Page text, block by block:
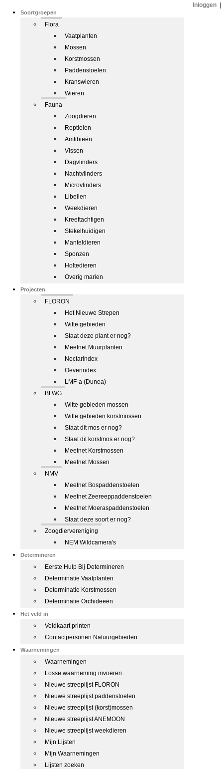
Soortgroepen
Flora
Vaatplanten
Mossen
Korstmossen
Paddenstoelen
Kranswieren
Wieren
Fauna
Zoogdieren
Reptielen
Amfibieën
Vissen
Dagvlinders
Nachtvlinders
Microvlinders
Libellen
Weekdieren
Kreeftachtigen
Stekelhuidigen
Manteldieren
Sponzen
Holtedieren
Overig marien
Projecten
FLORON
Het Nieuwe Strepen
Witte gebieden
Staat deze plant er nog?
Meetnet Muurplanten
Nectarindex
Oeverindex
LMF-a (Dunea)
BLWG
Witte gebieden mossen
Witte gebieden korstmossen
Staat dit mos er nog?
Staat dit korstmos er nog?
Meetnet Korstmossen
Meetnet Mossen
NMV
Meetnet Bospaddenstoelen
Meetnet Zeereeppaddenstoelen
Meetnet Moeraspaddenstoelen
Staat deze soort er nog?
Zoogdiervereniging
NEM Wildcamera's
Determineren
Eerste Hulp Bij Determineren
Determinatie Vaatplanten
Determinatie Korstmossen
Determinatie Orchideeën
Het veld in
Veldkaart printen
Contactpersonen Natuurgebieden
Waarnemingen
Waarnemingen
Losse waarneming invoeren
Nieuwe streeplijst FLORON
Nieuwe streeplijst paddenstoelen
Nieuwe streeplijst (korst)mossen
Nieuwe streeplijst ANEMOON
Nieuwe streeplijst weekdieren
Mijn Lijsten
Mijn Waarnemingen
Lijsten zoeken
Inloggen